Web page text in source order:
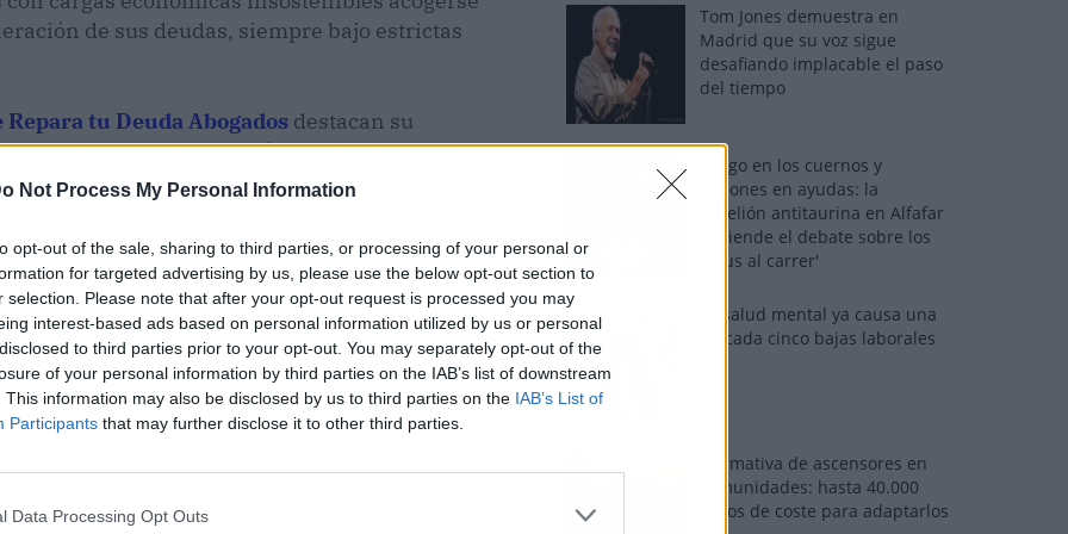
Not Process My Personal Information
opt-out of the sale, sharing to third parties, or processing of your personal or
for targeted advertising by us, please use the below opt-out section to
selection. Please note that after your opt-out request is processed you may
interest-based ads based on personal information utilized by us or personal
to third parties prior to your opt-out. You may separately opt-out of the
of your personal information by third parties on the IAB’s list of downstream
This information may also be disclosed by us to third parties on the IAB’s List of
Participants that may further disclose it to other third parties.
Data Processing Opt Outs
de sus deudas, siempre bajo estrictas
tu Deuda Abogados destacan su
gestionando con éxito miles de casos
situaciones financieras complicadas.
Tom Jones demuestra en
Madrid que su voz sigue
desafiando implacable el paso
del tiempo
Fuego en los cuernos y
millones en ayudas: la
rebelión antitaurina en Alfafar
enciende el debate sobre los
'bous al carrer'
La salud mental ya causa una
de cada cinco bajas laborales
Normativa de ascensores en
comunidades: hasta 40.000
euros de coste para adaptarlos